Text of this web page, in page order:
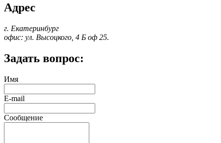
Адрес
г. Екатеринбург
офис: ул. Высоцкого, 4 Б оф 25.
Задать вопрос:
Имя
E-mail
Сообщение